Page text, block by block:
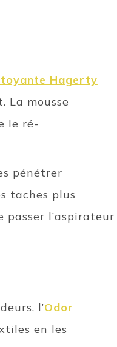
Hagerty
La mousse
le ré-
pénétrer
taches plus
passer l’aspirateur
l’Odor
en les